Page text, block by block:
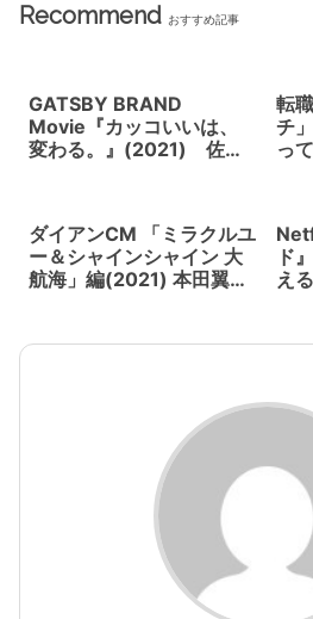
Recommend おすすめ記事
GATSBY BRAND
Movie『カッコいいは、
変わる。』(2021) 佐藤
転
チ
っ
ク
オ
ダイアンCM 「ミラクルユ
ー＆シャインシャイン 大
航海」編(2021) 本田翼が
ド
え